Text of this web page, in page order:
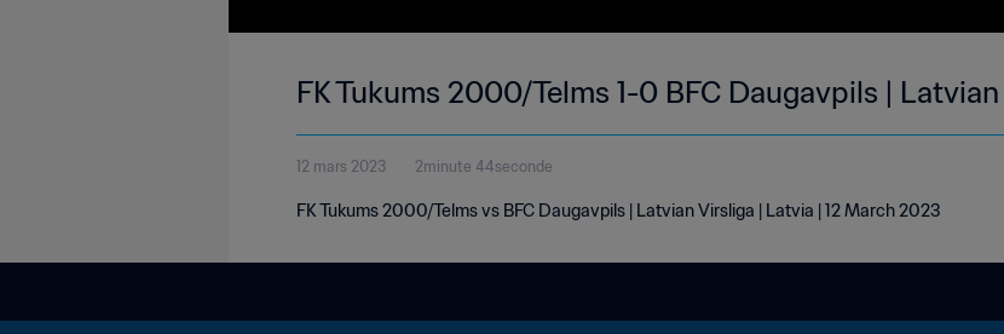
FK Tukums 2000/Telms 1-0 BFC Daugavpils |
12 mars 2023 2minute 44seconde
FK Tukums 2000/Telms vs BFC Daugavpils | Latvian Virsliga | Latvia | 12 March 2023